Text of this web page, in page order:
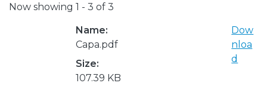
Now showing 1 - 3 of 3
Name:
Capa.pdf
Size:
107.39 KB
Dow
nloa
d